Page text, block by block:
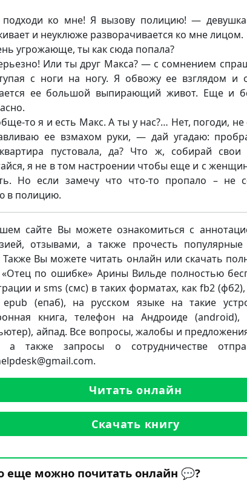
ко мне! Я вызову полицию! — девушка
и неуклюже разворачивается ко мне лицом.
угрожающе, ты как сюда попала?
Или ты друг Макса? — с сомнением
с ноги на ногу. Я обвожу ее взглядом и
ее большой выпирающий живот. Еще и
то я и есть Макс. А ты у нас?… Нет, погоди,
ее взмахом руки, — дай угадаю:
пустовала, да? Что ж, собирай
я не в том настроении чтобы еще и с
Но если замечу что что-то пропало – не
в полицию.
сайте Вы можете ознакомиться с
отзывами, а также прочесть
Также Вы можете читать онлайн или скачать
«Отец по ошибке» Арины Вильде полностью
и sms (смс) в таких форматах, как fb2
(епаб), на русском языке на такие
книга, телефон на Андроиде
айпад. Все вопросы, жалобы и
а также запросы о сотрудничестве
Читать онлайн
Скачать книгу
еще можно почитать онлайн 💬?